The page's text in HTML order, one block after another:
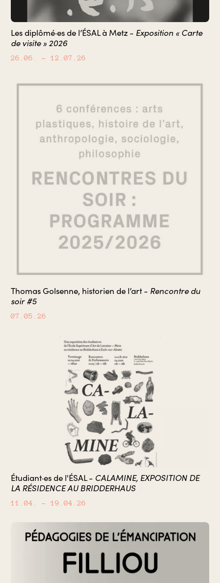
Les diplômé·es de l’ÉSAL à Metz - Exposition « Carte
de visite » 2026
26.06. – 12.07.26
Thomas Golsenne, historien de l’art - Rencontre du
soir #5
07.05.26
Étudiant·es de l'ÉSAL - CALAMINE, EXPOSITION DE
LA RÉSIDENCE AU BRIDDERHAUS
11.04. – 19.04.26